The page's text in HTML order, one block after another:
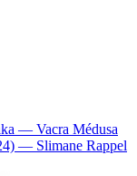
— Vacra Médusa
— Slimane Rappel